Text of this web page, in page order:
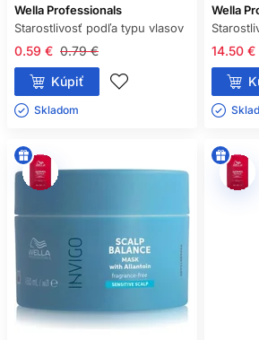
Wella Professionals
Starostlivosť podľa typu vlasov
0.79 €
0.59 €
Kúpiť
Skladom ㅤ
Wella
14.50 €